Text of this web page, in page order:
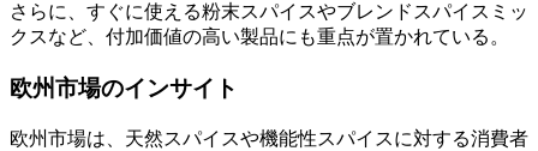
さらに、すぐに使える粉末スパイスやブレンドスパイスミッ
クスなど、付加価値の高い製品にも重点が置かれている。
欧州市場のインサイト
欧州市場は、天然スパイスや機能性スパイスに対する消費者